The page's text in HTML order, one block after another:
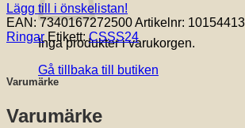
Inga produkter i varukorgen.
Gå tillbaka till butiken
Lägg till i önskelistan!
EAN:7340167272500Artikelnr:
Ringar Etikett: CSSS24
Varumärke
Varumärke